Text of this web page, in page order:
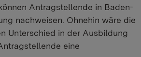
Antragstellende in Baden-
nachweisen. Ohnehin wäre die
Unterschied in der Ausbildung
eine